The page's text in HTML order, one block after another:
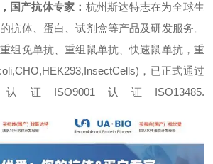
国产抗体专家： 杭州斯达特志在为全球生
抗体、蛋白、试剂盒等产品及研发服务。
组免单抗、重组鼠单抗、快速鼠单抗，重
，已正式通过
证ISO9001认证ISO13485.